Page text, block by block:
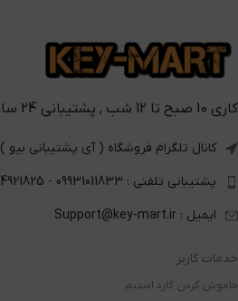
کاری 10 صبح تا 12 شب , پشتیبانی 24 ساعته
کانال تلگرام فروشگاه ( آی پشتیبانی بیو )
پشتیبانی تلفنی : 09931011833 - 09354921825
ایمیل : Support@key-mart.ir
خدمات کاربر
خاموش کردن گارد استیم